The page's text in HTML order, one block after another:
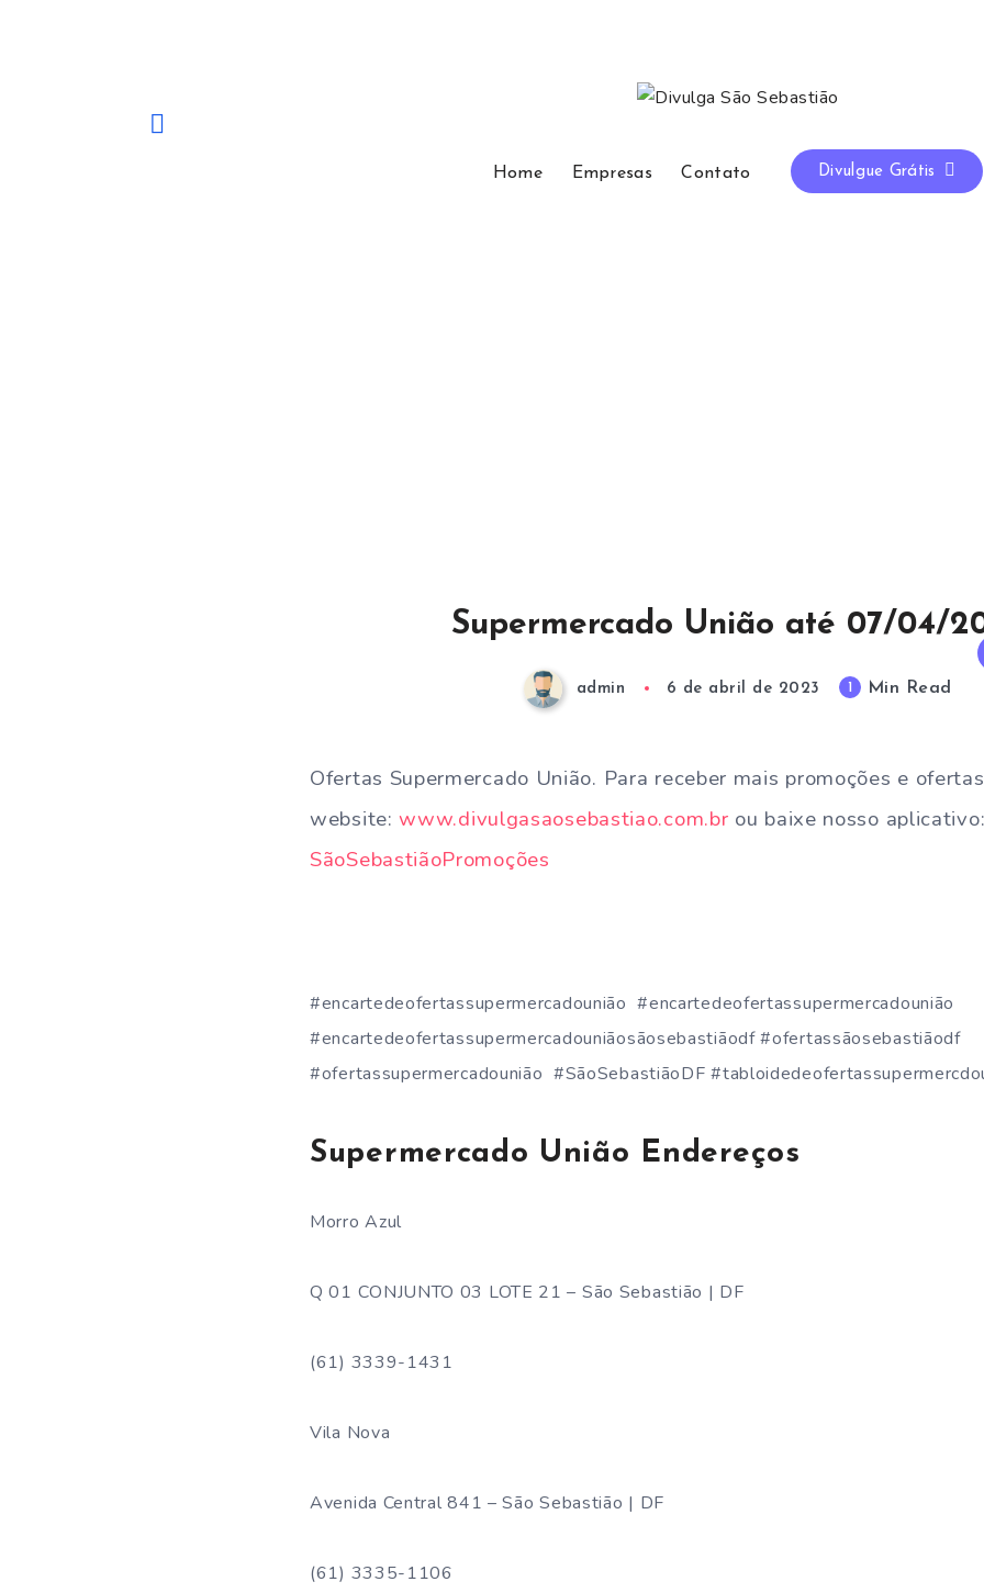
Home Empresas Contato Divulgue Grátis
Supermercado União até 07/04/
admin 6 de abril de 2023 Min Read
Ofertas Supermercado União. Para receber mais promoções e
website:www.divulgasaosebastiao.com.br ou baixe nosso aplicativo:
SãoSebastiãoPromoções
#encartedeofertassupermercadounião #encartedeofertassupermercadounião
#encartedeofertassupermercadouniãosãosebastiãodf #ofertassãosebastiãodf
#ofertassupermercadounião #SãoSebastiãoDF
Supermercado União Endereços
Morro Azul
Q 01 CONJUNTO 03 LOTE 21 – São Sebastião | DF
(61) 3339-1431
Vila Nova
Avenida Central 841 – São Sebastião | DF
(61) 3335-1106